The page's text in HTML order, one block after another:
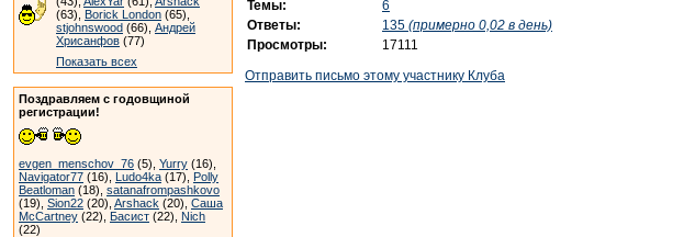
(63), Borick London (65),
stjohnswood (66), Андрей
Хрисанфов (77)
Показать всех
Поздравляем с годовщиной
регистрации!
evgen_menschov_76 (5), Yurry (16),
Navigator77 (16), Ludo4ka (17), Polly
Beatloman (18), satanafrompashkovo
(19), Sion22 (20), Arshack (20), Саша
McCartney (22), Басист (22), Nich
(22)
Темы:
6
Ответы:
135 (примерно 0,02 в день)
Просмотры:
17111
Отправить письмо этому участнику Клуба